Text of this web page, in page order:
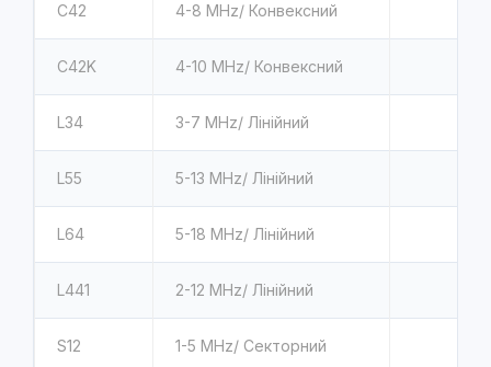
C42 4-8 MHz/ Конвексний
C42K 4-10 MHz/ Конвексний
L34 3-7 MHz/ Лінійний
L55 5-13 MHz/ Лінійний
L64 5-18 MHz/ Лінійний
L441 2-12 MHz/ Лінійний
S12 1-5 MHz/ Секторний